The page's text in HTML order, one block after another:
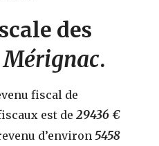
des
Mérignac.
fiscal de
est de29436 €
d’environ 5458